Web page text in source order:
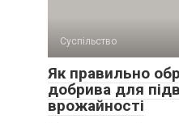
Суспільство
Як правильно
добрива для
врожайності